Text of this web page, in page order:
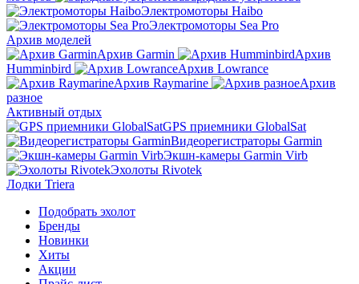
Электромоторы Haibo
Электромоторы Sea Pro
Архив моделей
Архив Garmin
Архив
Humminbird
Архив Lowrance
Архив Raymarine
Архив
разное
Активный отдых
GPS приемники GlobalSat
Видеорегистраторы Garmin
Экшн-камеры Garmin Virb
Эхолоты Rivotek
Лодки Triera
Подобрать эхолот
Бренды
Новинки
Хиты
Акции